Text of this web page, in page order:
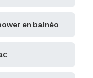
en balnéo